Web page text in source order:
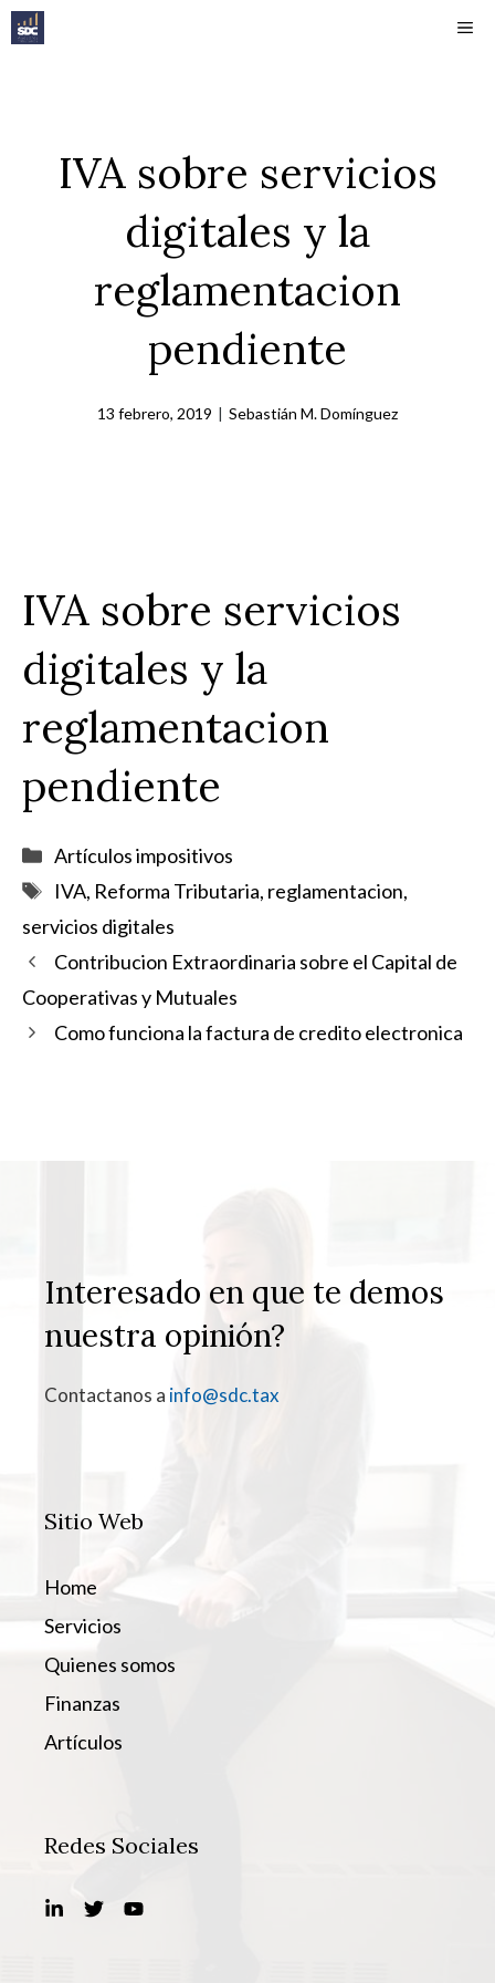
Saltar
al
IVA sobre servicios
digitales y la
reglamentacion
pendiente
13 febrero, 2019 | Sebastián M. Domínguez
IVA sobre servicios
digitales y la
reglamentacion
pendiente
Categorías
Artículos impositivos
Etiquetas
IVA, Reforma Tributaria, reglamentacion,
servicios digitales
Contribucion Extraordinaria sobre el Capital de
Cooperativas y Mutuales
Como funciona la factura de credito electronica
Interesado en que te demos
nuestra opinión?
Contactanos a info@sdc.tax
Sitio Web
Home
Servicios
Quienes somos
Finanzas
Artículos
Redes Sociales